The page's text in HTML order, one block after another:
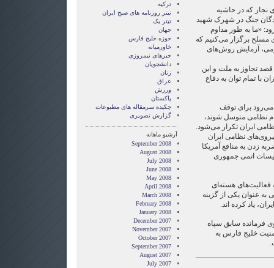
نجار که در حاشیه
جنگ در شهرک شهید
«ما به طور مداوم
مسلح برگزار می‌کنیم که
آزمایش روش‌های
تجاوز به ملت و این
با تمام توان به دفاع
می‌رود برای توقف
نظامی متوسل شوند،
ایران تکرار می‌شود.
نظامی ایران
زدن به منافع آمریکا
اتمی جمهوری
فعالیت‌های هسته‌ای
به عنوان یکی از گزینه
یاد کرده اند.
فرمانده سابق سپاه
خلیج فارس به
ترکیه
تیتر روزنامه های صبح ایران
تیتر یک
جهان
حوزه خلیج فارس
خاورمیانه
خبرهای نیمروزی
دانشجویان
زنان
عراق
ورزش
پاکستان
چکیده سرمقاله های مطبوعات
گزارش تصويری
آرشیو ماهانه
September 2008
August 2008
July 2008
June 2008
May 2008
April 2008
March 2008
February 2008
January 2008
December 2007
November 2007
October 2007
September 2007
August 2007
July 2007